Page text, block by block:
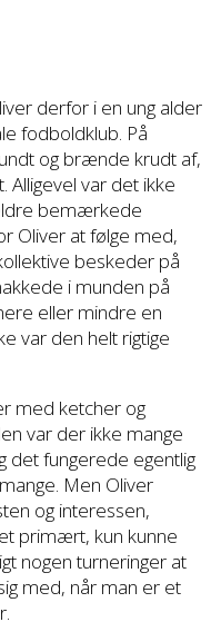
derfor i en ung alder
fodboldklub. På
og brænde krudt af,
Alligevel var det ikke
bemærkede
Oliver at følge med,
beskeder på
i munden på
eller mindre en
var den helt rigtige
med ketcher og
var der ikke mange
det fungerede egentlig
Men Oliver
og interessen,
primært, kun kunne
nogen turneringer at
med, når man er et